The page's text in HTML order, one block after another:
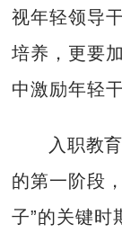
视年轻领导
培养，更要
中激励年轻
入职教
的第一阶段
子”的关键时